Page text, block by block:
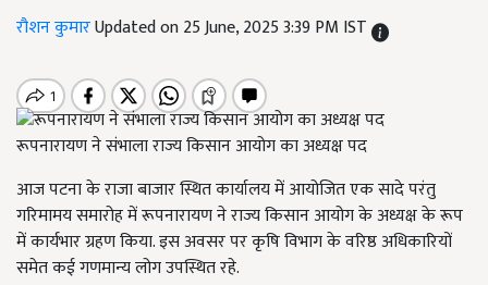
रौशन कुमारUpdated on 25 June, 2025 3:39 PM IST
रूपनारायण ने संभाला राज्य किसान आयोग का अध्यक्ष पद
आज पटना के राजा बाजार स्थित कार्यालय में आयोजित एक सादे परंतु
गरिमामय समारोह में रूपनारायण ने राज्य किसान आयोग के अध्यक्ष के रूप
में कार्यभार ग्रहण किया. इस अवसर पर कृषि विभाग के वरिष्ठ अधिकारियों
समेत कई गणमान्य लोग उपस्थित रहे.